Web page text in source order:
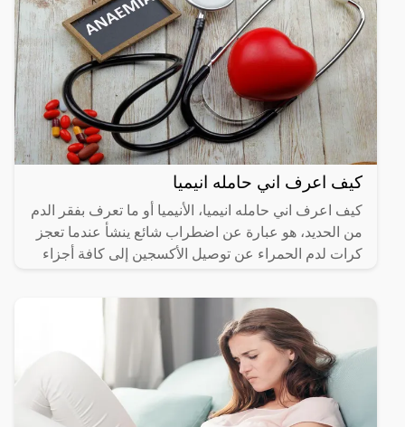
كيف اعرف اني حامله انيميا
كيف اعرف اني حامله انيميا، الأنيميا أو ما تعرف بفقر الدم
من الحديد، هو عبارة عن اضطراب شائع ينشأ عندما تعجز
كرات لدم الحمراء عن توصيل الأكسجين إلى كافة أجزاء